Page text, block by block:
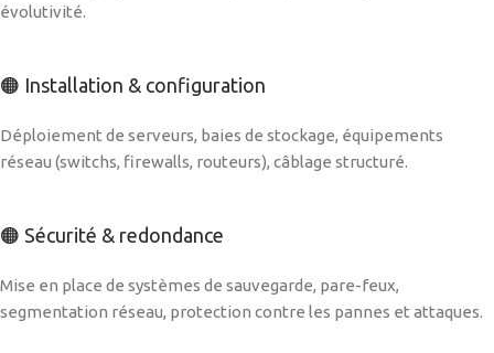
évolutivité.
🟠 Installation & configuration
Déploiement de serveurs, baies de stockage, équipements
réseau (switchs, firewalls, routeurs), câblage structuré.
🟠 Sécurité & redondance
Mise en place de systèmes de sauvegarde, pare-feux,
segmentation réseau, protection contre les pannes et attaques.